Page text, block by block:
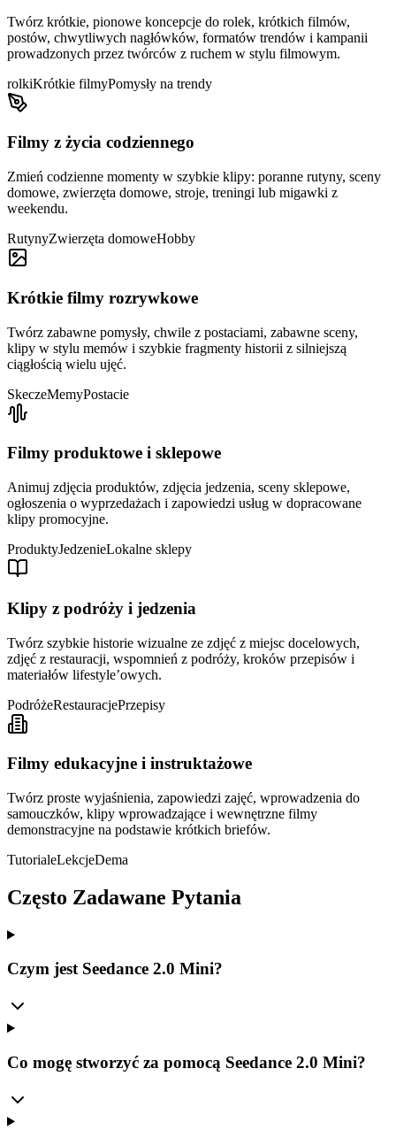
Twórz krótkie, pionowe koncepcje do rolek, krótkich filmów,
postów, chwytliwych nagłówków, formatów trendów i kampanii
prowadzonych przez twórców z ruchem w stylu filmowym.
rolkiKrótkie filmyPomysły na trendy
Filmy z życia codziennego
Zmień codzienne momenty w szybkie klipy: poranne rutyny, sceny
domowe, zwierzęta domowe, stroje, treningi lub migawki z
weekendu.
RutynyZwierzęta domoweHobby
Krótkie filmy rozrywkowe
Twórz zabawne pomysły, chwile z postaciami, zabawne sceny,
klipy w stylu memów i szybkie fragmenty historii z silniejszą
ciągłością wielu ujęć.
SkeczeMemyPostacie
Filmy produktowe i sklepowe
Animuj zdjęcia produktów, zdjęcia jedzenia, sceny sklepowe,
ogłoszenia o wyprzedażach i zapowiedzi usług w dopracowane
klipy promocyjne.
ProduktyJedzenieLokalne sklepy
Klipy z podróży i jedzenia
Twórz szybkie historie wizualne ze zdjęć z miejsc docelowych,
zdjęć z restauracji, wspomnień z podróży, kroków przepisów i
materiałów lifestyle’owych.
PodróżeRestauracjePrzepisy
Filmy edukacyjne i instruktażowe
Twórz proste wyjaśnienia, zapowiedzi zajęć, wprowadzenia do
samouczków, klipy wprowadzające i wewnętrzne filmy
demonstracyjne na podstawie krótkich briefów.
TutorialeLekcjeDema
Często Zadawane Pytania
Czym jest Seedance 2.0 Mini?
Co mogę stworzyć za pomocą Seedance 2.0 Mini?